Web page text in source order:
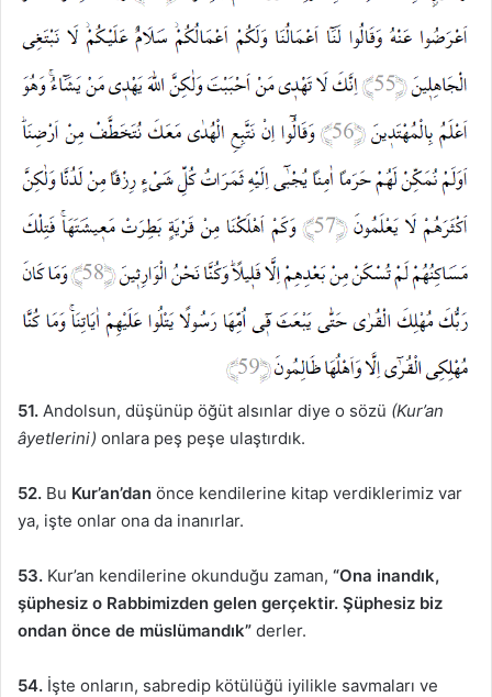
51. Andolsun, düşünüp öğüt alsınlar diye o sözü (Kur’an
âyetlerini) onlara peş peşe ulaştırdık.
52. Bu Kur’an’dan önce kendilerine kitap verdiklerimiz var
ya, işte onlar ona da inanırlar.
53. Kur’an kendilerine okunduğu zaman, “Ona inandık,
şüphesiz o Rabbimizden gelen gerçektir. Şüphesiz biz
ondan önce de müslümandık” derler.
54. İşte onların, sabredip kötülüğü iyilikle savmaları ve